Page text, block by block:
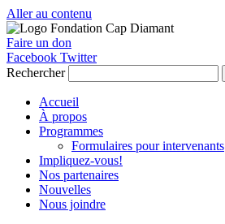
Aller au contenu
Faire un don
Facebook Twitter
Rechercher
Accueil
À propos
Programmes
Formulaires pour intervenants
Impliquez-vous!
Nos partenaires
Nouvelles
Nous joindre